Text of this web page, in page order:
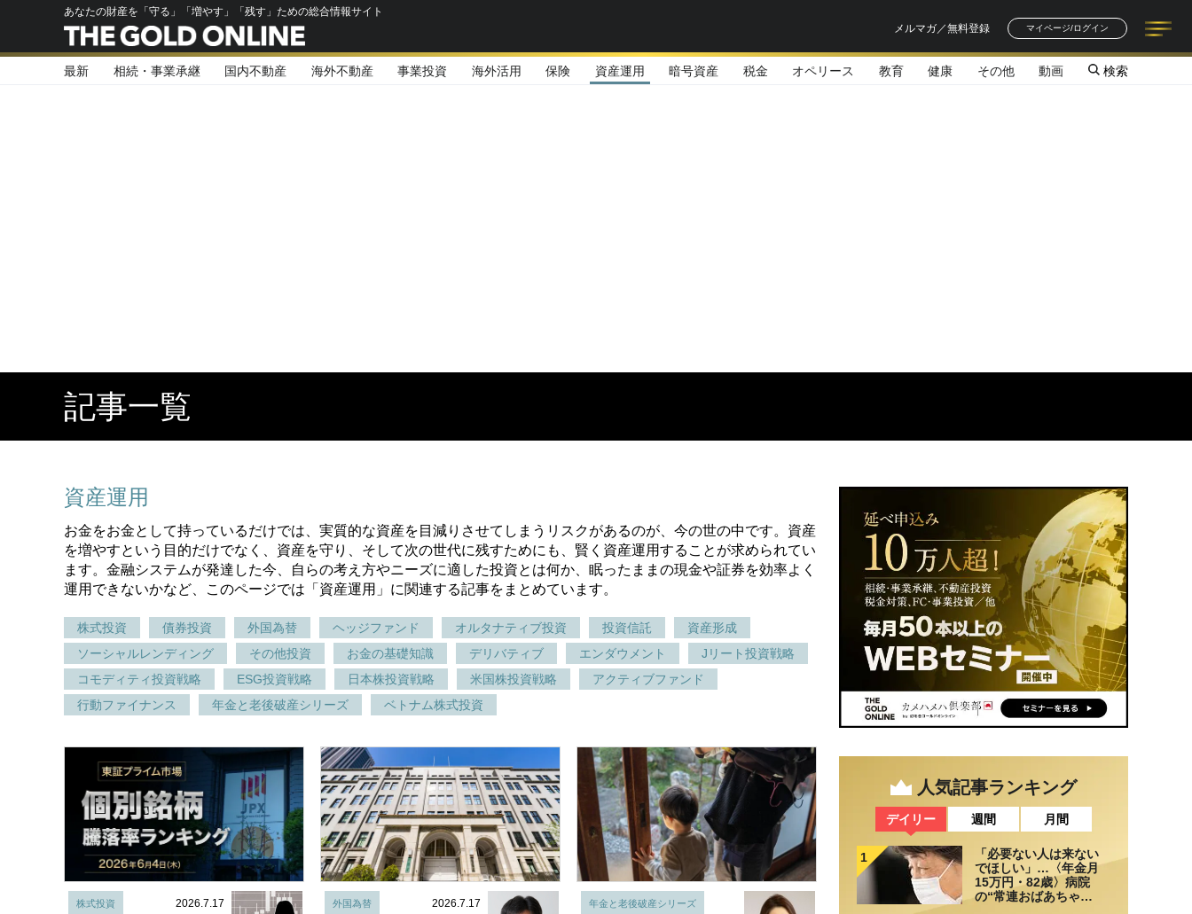
あなたの財産を「守る」「増やす」「残す」ための総合情報サイト
メルマガ／無料登録
マイページ/ログイン
記事一覧
著者一覧
最新 相続・事業承継 国内不動産 海外不動産 事業投資 海外活用 保険 資産運用 暗号資産 税金 オペリース 教育 健康 その他 動画 検索
記事一覧
資産運用
お金をお金として持っているだけでは、実質的な資産を目減りさせてしまうリスクがあるのが、今の世の中です。資産
を増やすという目的だけでなく、資産を守り、そして次の世代に残すためにも、賢く資産運用することが求められてい
ます。金融システムが発達した今、自らの考え方やニーズに適した投資とは何か、眠ったままの現金や証券を効率よく
運用できないかなど、このページでは「資産運用」に関連する記事をまとめています。
株式投資 債券投資 外国為替 ヘッジファンド オルタナティブ投資 投資信託
資産形成
ソーシャルレンディング
その他投資 お金の基礎知識 デリバティブ エンダウメント
Jリート投資戦略
コモディティ投資戦略
ESG投資戦略 日本株投資戦略 米国株投資戦略
アクティブファンド
行動ファイナンス
年金と老後破産シリーズ ベトナム株式投資
株式投資 2026.7.17 外国為替 2026.7.17 年金と老後破産シリーズ
人気記事ランキング
デイリー 週間 月間
1
「必要ない人は来ない
でほしい」…〈年金月
15万円・82歳〉病院
の“常連おばあちゃ